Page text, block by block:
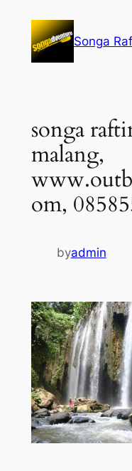
konten
Songa
songa
malang,
om,
byadmin